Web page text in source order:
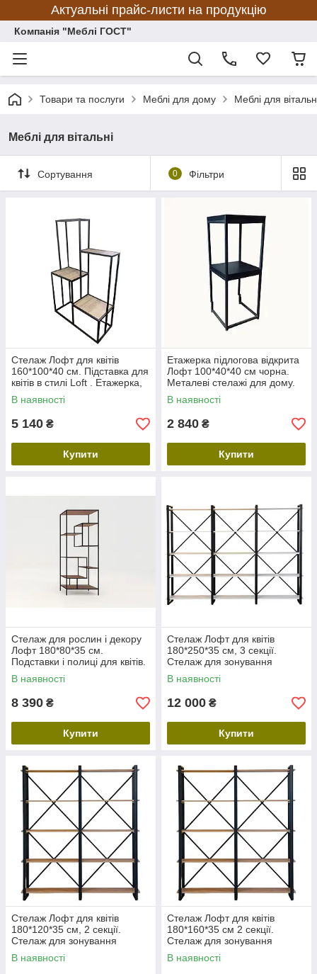
Актуальні прайс-листи на продукцію
Компанія "Меблі ГОСТ"
Товари та послуги Меблі для дому Меблі для
Меблі для вітальні
Сортування 0 Фільтри
Стелаж Лофт для квітів
160*100*40 см. Підставка для
квітів в стилі Loft . Етажерка,
полиця стелаж для дому та
офісу
В наявності
5 140 ₴
Купити
Етажерка підлогова відкрита
Лофт 100*40*40 см чорна.
Металеві стелажі для дому.
Стелаж для квітів. Пенал з
відкритими полицями
В наявності
2 840 ₴
Купити
Стелаж для рослин і декору
Лофт 180*80*35 см.
Подставки і полиці для квітів.
Етажерка для квітів
В наявності
8 390 ₴
Купити
Стелаж Лофт для квітів
180*250*35 см, 3 секції.
Стелаж для зонування
кімнати, полиці у віталню.
Етажерка для рослин і
В наявності
12 000 ₴
Купити
Стелаж Лофт для квітів
180*120*35 см, 2 секції.
Стелаж для зонування
кімнати, полиці у віталню.
Этажерка для растений и
В наявності
Стелаж Лофт для квітів
180*160*35 см 2 секції.
Стелаж для зонування
кімнати, полиці у віталню.
Этажерка для растений и
В наявності